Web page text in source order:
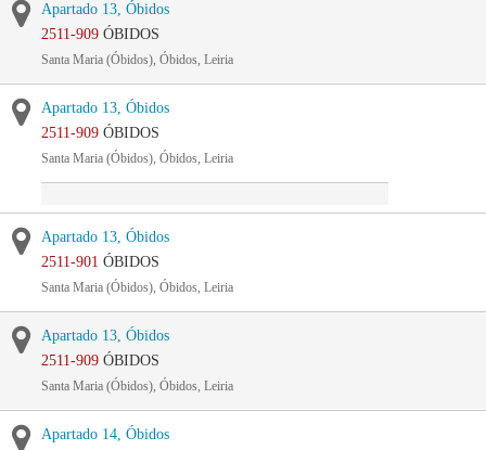
Apartado 13, Óbidos
2511-909 ÓBIDOS
Santa Maria (Óbidos), Óbidos, Leiria
Apartado 13, Óbidos
2511-909 ÓBIDOS
Santa Maria (Óbidos), Óbidos, Leiria
Apartado 13, Óbidos
2511-901 ÓBIDOS
Santa Maria (Óbidos), Óbidos, Leiria
Apartado 13, Óbidos
2511-909 ÓBIDOS
Santa Maria (Óbidos), Óbidos, Leiria
Apartado 14, Óbidos